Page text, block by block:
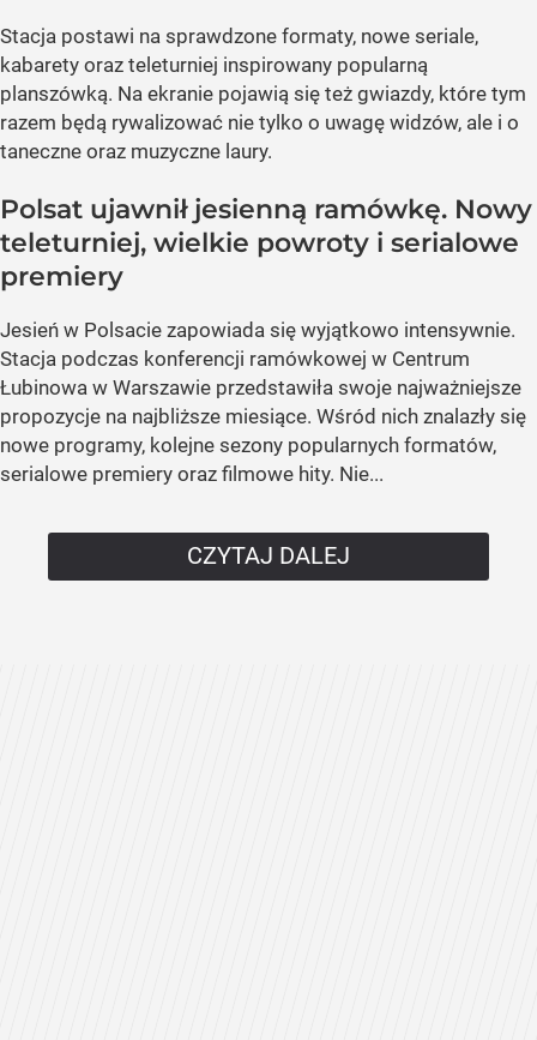
Stacja postawi na sprawdzone formaty, nowe seriale,
kabarety oraz teleturniej inspirowany popularną
planszówką. Na ekranie pojawią się też gwiazdy, które tym
razem będą rywalizować nie tylko o uwagę widzów, ale i o
taneczne oraz muzyczne laury.
Polsat ujawnił jesienną ramówkę. Nowy
teleturniej, wielkie powroty i serialowe
premiery
Jesień w Polsacie zapowiada się wyjątkowo intensywnie.
Stacja podczas konferencji ramówkowej w Centrum
Łubinowa w Warszawie przedstawiła swoje najważniejsze
propozycje na najbliższe miesiące. Wśród nich znalazły się
nowe programy, kolejne sezony popularnych formatów,
serialowe premiery oraz filmowe hity. Nie...
CZYTAJ DALEJ